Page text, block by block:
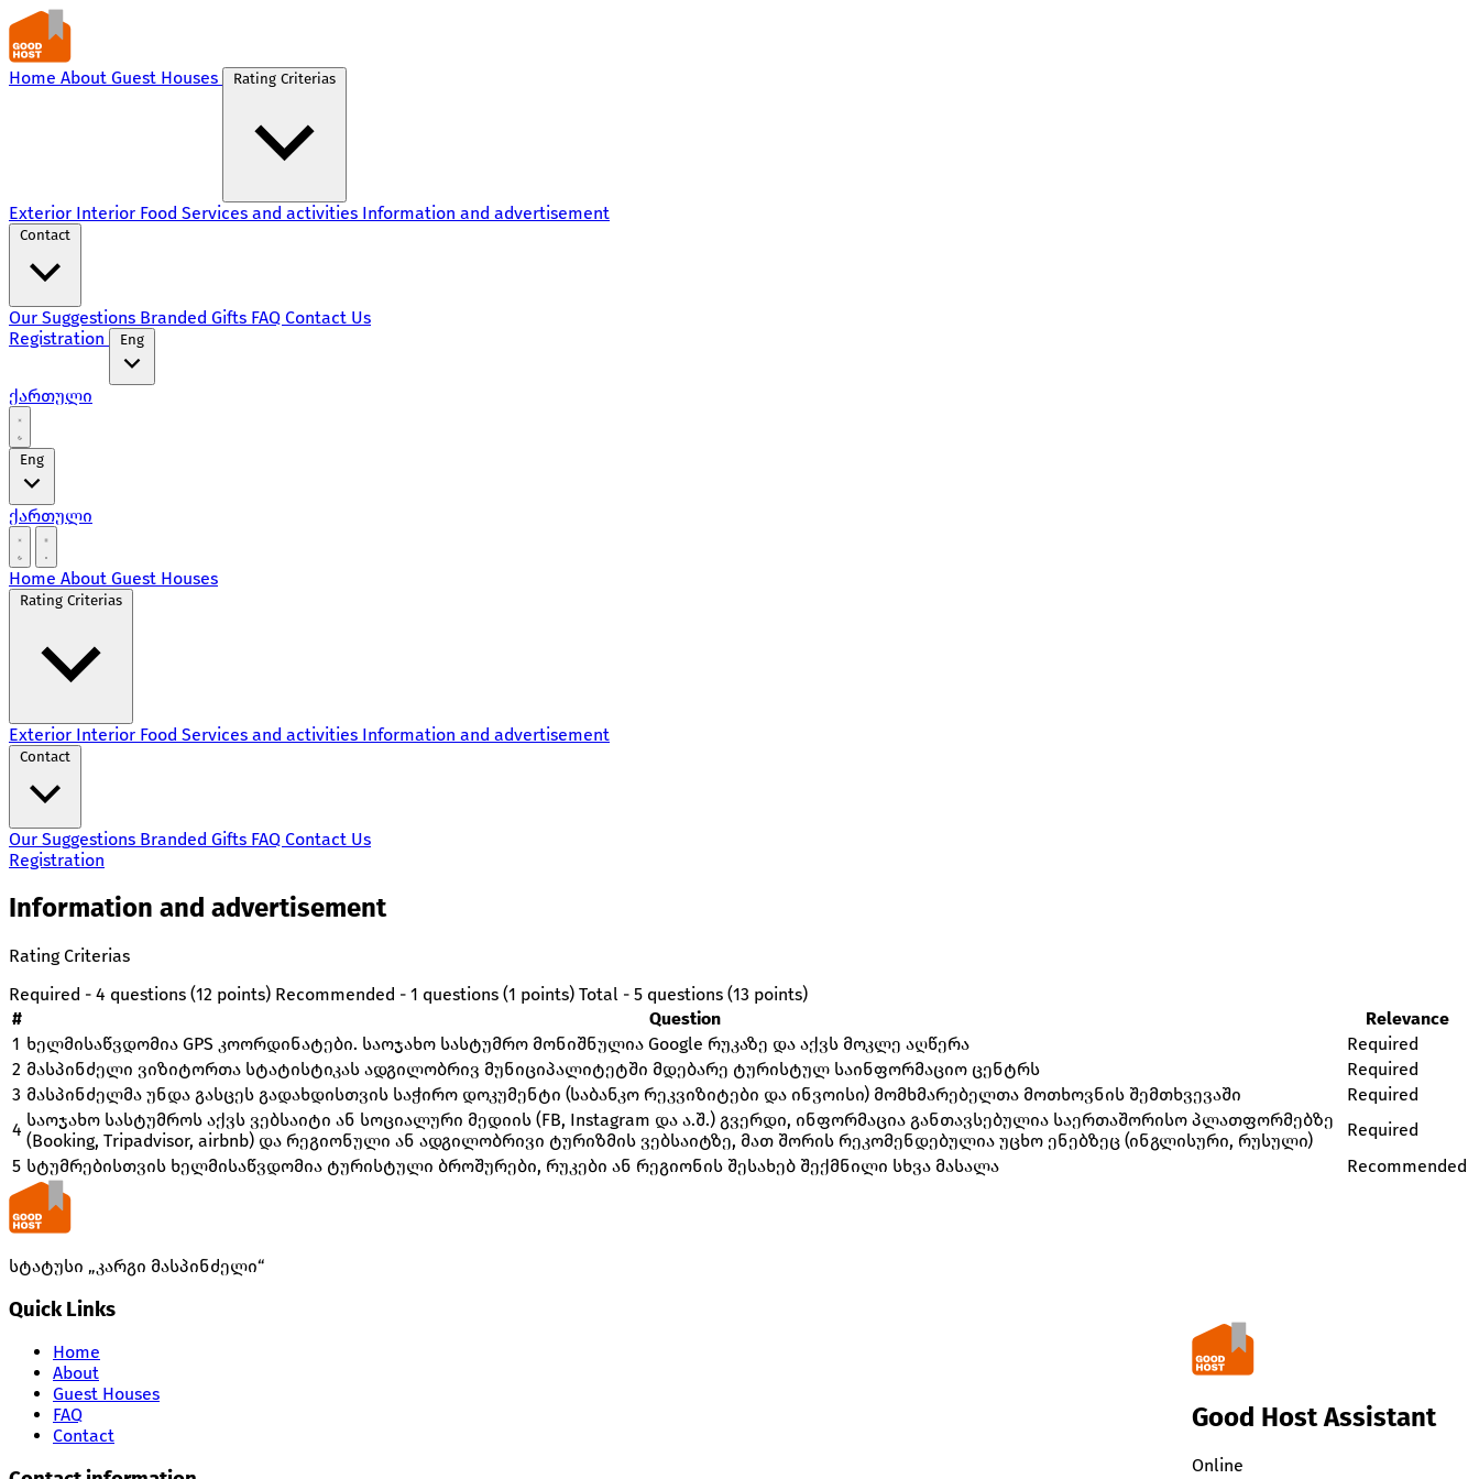
Home About Guest Houses Rating Criterias
Exterior Interior Food Services and activities Information and advertisement
Contact
Our Suggestions Branded Gifts FAQ Contact Us
Registration
Eng
ქართული
Eng
ქართული
Home About Guest Houses
Rating Criterias
Exterior Interior Food Services and activities Information and advertisement
Contact
Our Suggestions Branded Gifts FAQ Contact Us
Registration
Information and advertisement
Rating Criterias
Required - 4 questions (12 points) Recommended - 1 questions (1 points) Total - 5 questions (13 points)
#
Question
Relevance
1 ხელმისაწვდომია GPS კოორდინატები. საოჯახო სასტუმრო მონიშნულია Google რუკაზე და აქვს მოკლე აღწერა
Required
2 მასპინძელი ვიზიტორთა სტატისტიკას ადგილობრივ მუნიციპალიტეტში მდებარე ტურისტულ საინფორმაციო ცენტრს
Required
3 მასპინძელმა უნდა გასცეს გადახდისთვის საჭირო დოკუმენტი (საბანკო რეკვიზიტები და ინვოისი) მომხმარებელთა მოთხოვნის შემთხვევაში
Required
4 საოჯახო სასტუმროს აქვს ვებსაიტი ან სოციალური მედიის (FB, Instagram და ა.შ.) გვერდი, ინფორმაცია განთავსებულია საერთაშორისო პლათფორმებზე
(Booking, Tripadvisor, airbnb) და რეგიონული ან ადგილობრივი ტურიზმის ვებსაიტზე, მათ შორის რეკომენდებულია უცხო ენებზეც (ინგლისური, რუსული)
Required
5 სტუმრებისთვის ხელმისაწვდომია ტურისტული ბროშურები, რუკები ან რეგიონის შესახებ შექმნილი სხვა მასალა Recommended
სტატუსი „კარგი მასპინძელი“
Quick Links
Home
About
Guest Houses
FAQ
Contact
Good Host Assistant
Online